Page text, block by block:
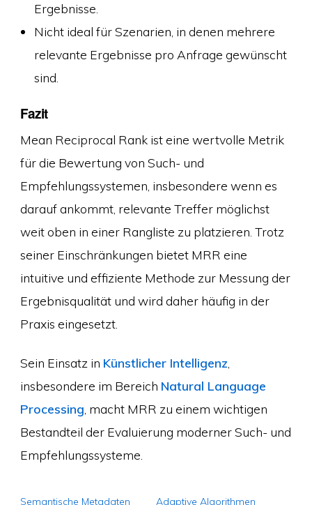
Ergebnisse.
Nicht ideal für Szenarien, in denen mehrere
relevante Ergebnisse pro Anfrage gewünscht
sind.
Fazit
Mean Reciprocal Rank ist eine wertvolle Metrik
für die Bewertung von Such- und
Empfehlungssystemen, insbesondere wenn es
darauf ankommt, relevante Treffer möglichst
weit oben in einer Rangliste zu platzieren. Trotz
seiner Einschränkungen bietet MRR eine
intuitive und effiziente Methode zur Messung der
Ergebnisqualität und wird daher häufig in der
Praxis eingesetzt.
Sein Einsatz in Künstlicher Intelligenz
insbesondere im Bereich Natural Language
Processing , macht MRR zu einem wichtigen
Bestandteil der Evaluierung moderner Such- und
Empfehlungssysteme.
Semantische Metadaten
Adaptive Algorithmen